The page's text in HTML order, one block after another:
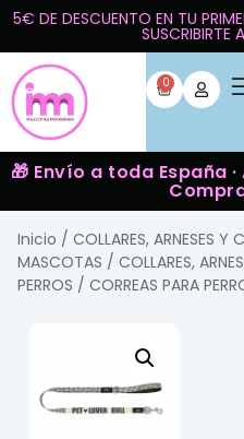
5€ DE DESCUENTO EN TU
SUSCRIBIRTE
0
🎁 Envío a toda España
Inicio / COLLARES, ARNESES Y
MASCOTAS / COLLARES,
PERROS / CORREAS PARA